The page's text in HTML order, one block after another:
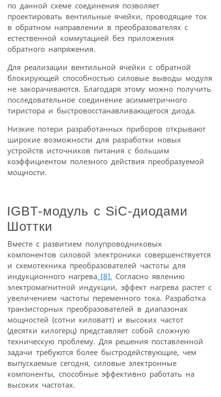
по данной схеме соединения позволяет
проектировать вентильные ячейки, проводящие ток
в обратном направлении в преобразователях с
естественной коммутацией без приложения
обратного напряжения.
Для реализации вентильной ячейки с обратной
блокирующей способностью силовые выводы модуля
не закорачиваются. Благодаря этому можно получить
последовательное соединение асимметричного
тиристора и быстровосстанавливающегося диода.
Низкие потери разработанных приборов открывают
широкие возможности для разработки новых
устройств источников питания с большим
коэффициентом полезного действия преобразуемой
мощности.
IGBT-модуль с SiC-диодами
Шоттки
Вместе с развитием полупроводниковых
компонентов силовой электроники совершенствуется
и схемотехника преобразователей частоты для
индукционного нагрева [8]. Согласно явлению
электромагнитной индукции, эффект нагрева растет с
увеличением частоты переменного тока. Разработка
транзисторных преобразователей в диапазонах
мощностей (сотни киловатт) и высоких частот
(десятки килогерц) представляет собой сложную
техническую проблему. Для решения поставленной
задачи требуются более быстродействующие, чем
выпускаемые сегодня, силовые электронные
компоненты, способные эффективно работать на
высоких частотах.